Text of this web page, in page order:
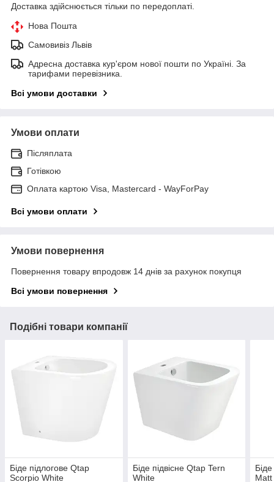
Доставка здійснюється тільки по передоплаті.
Нова Пошта
Самовивіз Львів
Адресна доставка кур'єром нової пошти по Україні. За
тарифами перевізника.
Всі умови доставки
Умови оплати
Післяплата
Готівкою
Оплата картою Visa, Mastercard - WayForPay
Всі умови оплати
Умови повернення
Повернення товару впродовж 14 днів за рахунок покупця
Всі умови повернення
Подібні товари компанії
Біде підлогове Qtap
Scorpio White
Біде підвісне Qtap Tern
White